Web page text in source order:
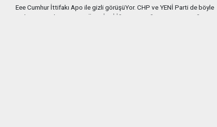
Eee Cumhur İttifakı Apo ile gizli görüşüYor. CHP ve YENİ Parti de böyle
gizli görüşmeler yapıyor TÜM GİZLİ İŞLERE KARŞIYIM VATANDAŞIN